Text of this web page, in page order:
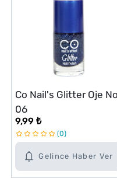
Gelince Haber Ver
Co Nail's Glitter Oje
06
9,99 ₺
0